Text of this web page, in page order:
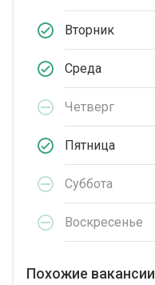
Вторник
Среда
Четверг
Пятница
Суббота
Воскресенье
Похожие вакансии